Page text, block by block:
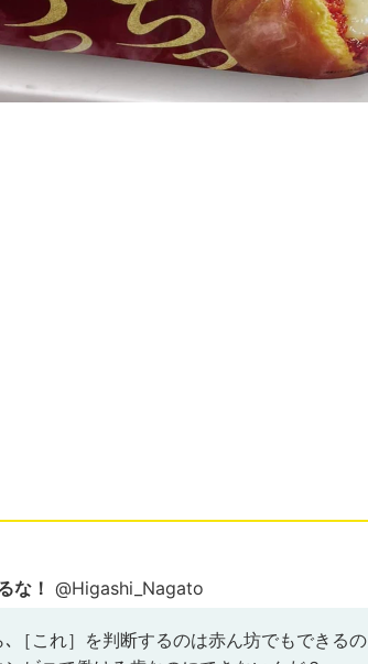
な！ @Higashi_Nagato
､［これ］を判断するのは赤ん坊でもできるの